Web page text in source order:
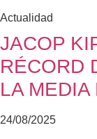
Actualidad
JACOP
RÉCORD
LA MEDIA
24/08/2025